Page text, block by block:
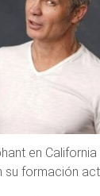
en
su formación